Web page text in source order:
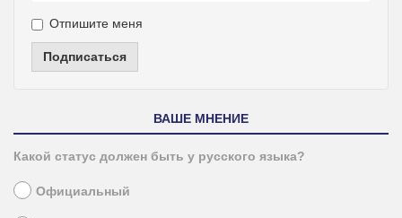
Отпишите меня
Подписаться
ВАШЕ МНЕНИЕ
Какой статус должен быть у русского языка?
Официальный